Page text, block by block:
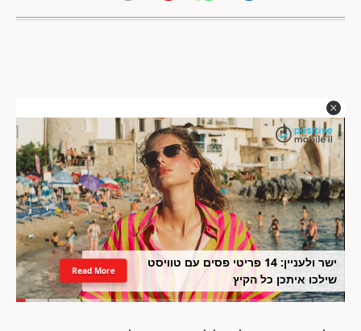
ישר ולעניין: 14 פריטי פסים עם טוויסט
שילכו איתכן כל הקיץ
Read More